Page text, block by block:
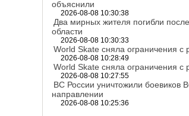
объяснили
2026-08-08 10:30:38
Два мирных жителя погибли
области
2026-08-08 10:30:33
World Skate сняла ограничения с
2026-08-08 10:28:49
World Skate сняла ограничения с
2026-08-08 10:27:55
ВС России уничтожили боевиков
направлении
2026-08-08 10:25:36